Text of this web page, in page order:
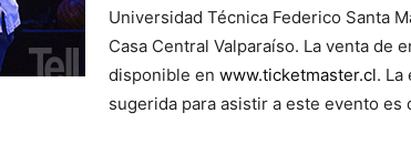
Universidad Técnica Federico Santa
Casa Central Valparaíso. La venta de
disponible en www.ticketmaster.cl. La
sugerida para asistir a este evento es